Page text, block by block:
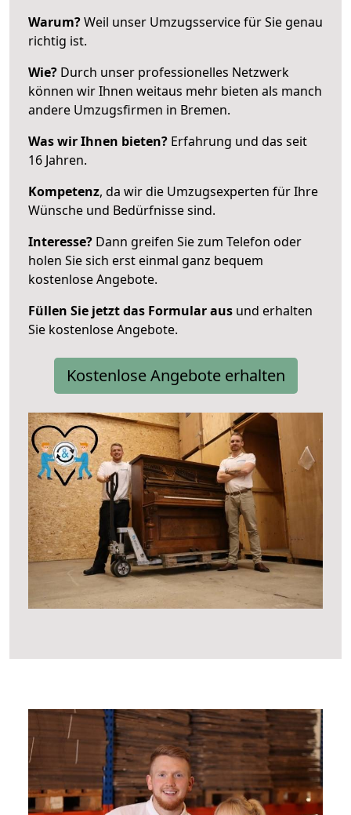
Warum?Weil unser Umzugsservice für Sie genau
richtig ist.
Wie? Durch unser professionelles Netzwerk
können wir Ihnen weitaus mehr bieten als manch
andere Umzugsfirmen in Bremen.
Was wir Ihnen bieten? Erfahrung und das seit
16 Jahren.
Kompetenz, da wir die Umzugsexperten für Ihre
Wünsche und Bedürfnisse sind.
Interesse? Dann greifen Sie zum Telefon oder
holen Sie sich erst einmal ganz bequem
kostenlose Angebote.
Füllen Sie jetzt das Formular aus und erhalten
Sie kostenlose Angebote.
Kostenlose Angebote erhalten